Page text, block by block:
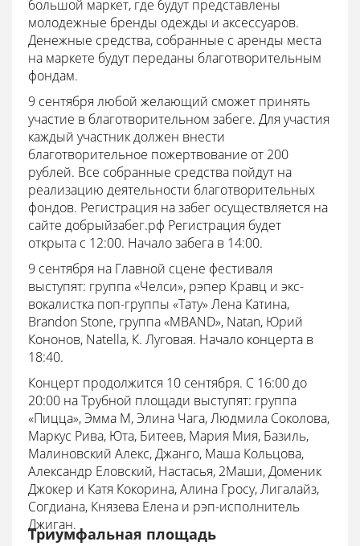
большой маркет, где будут представлены
молодежные бренды одежды и аксессуаров.
Денежные средства, собранные с аренды места
на маркете будут переданы благотворительным
фондам.
9 сентября любой желающий сможет принять
участие в благотворительном забеге. Для участия
каждый участник должен внести
благотворительное пожертвование от 200
рублей. Все собранные средства пойдут на
реализацию деятельности благотворительных
фондов. Регистрация на забег осуществляется на
сайте добрыйзабег.рф Регистрация будет
открыта с 12:00. Начало забега в 14:00.
9 сентября на Главной сцене фестиваля
выступят: группа «Челси», рэпер Кравц и экс-
вокалистка поп-группы «Тату» Лена Катина,
Brandon Stone, группа «MBAND», Natan, Юрий
Кононов, Natella, К. Луговая. Начало концерта в
18:40.
Концерт продолжится 10 сентября. С 16:00 до
20:00 на Трубной площади выступят: группа
«Пицца», Эмма М, Элина Чага, Людмила Соколова,
Маркус Рива, Юта, Битеев, Мария Мия, Базиль,
Малиновский Алекс, Джанго, Маша Кольцова,
Александр Еловский, Настасья, 2Маши, Доменик
Джокер и Катя Кокорина, Алина Гросу, Лигалайз,
Согдиана, Князева Елена и рэп-исполнитель
Джиган.
Триумфальная площадь